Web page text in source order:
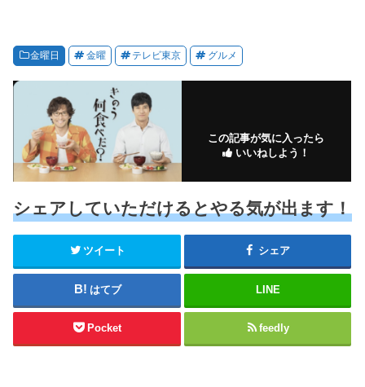
金曜日 金曜 テレビ東京 グルメ
この記事が気に入ったら
いいねしよう！
シェアしていただけるとやる気が出ます！
ツイート シェア
はてブ LINE
Pocket feedly